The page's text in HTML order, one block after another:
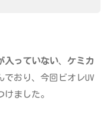
入っていない、 ケミカ
おり、今回ビオレUV
ました。